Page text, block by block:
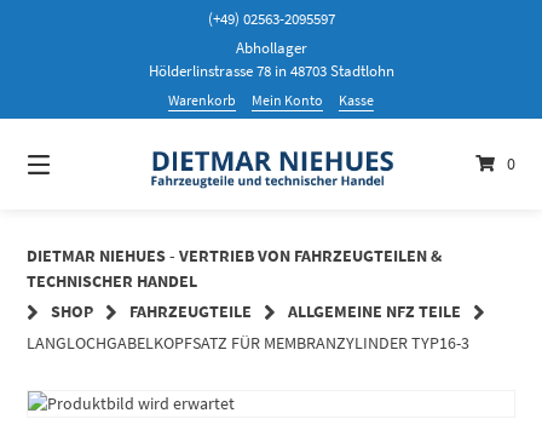
(+49) 02563-2095597
Abhollager
Hölderlinstrasse 78 in 48703 Stadtlohn
Warenkorb Mein Konto Kasse
0
DIETMAR NIEHUES - VERTRIEB VON FAHRZEUGTEILEN &
TECHNISCHER HANDEL
SHOP
FAHRZEUGTEILE
ALLGEMEINE NFZ TEILE
LANGLOCHGABELKOPFSATZ FÜR MEMBRANZYLINDER TYP16-3